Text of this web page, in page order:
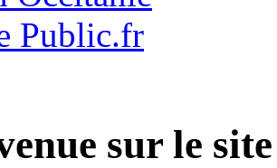
Public.fr
sur le